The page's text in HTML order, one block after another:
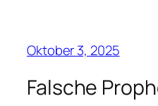
Oktober 3, 2025
Falsche